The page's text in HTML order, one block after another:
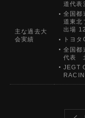
主な過去大
会実績
道代表
全国都
道東北
出場
トヨ
全国都
代表
JEGT